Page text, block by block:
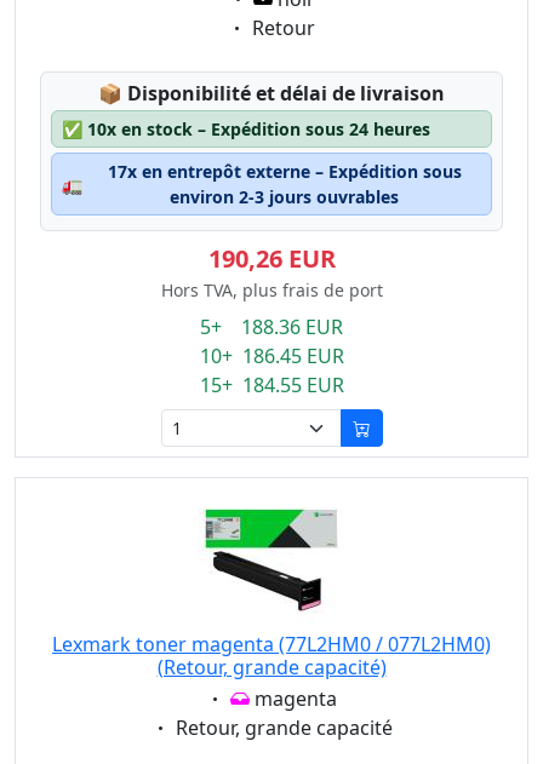
Eigenschaft:
Retour
📦 Lagerstatus:
Disponibilité et délai de livraison
✅ 10x en stock – Expédition sous 24 heures
🚛
17x en entrepôt externe – Expédition sous
environ 2-3 jours ouvrables
190,26 EUR
Hors TVA, plus frais de port
5+ 188.36 EUR
10+ 186.45 EUR
15+ 184.55 EUR
Lexmark toner magenta (77L2HM0 / 077L2HM0)
(Retour, grande capacité)
Eigenschaft:
magenta
Eigenschaft:
Retour, grande capacité